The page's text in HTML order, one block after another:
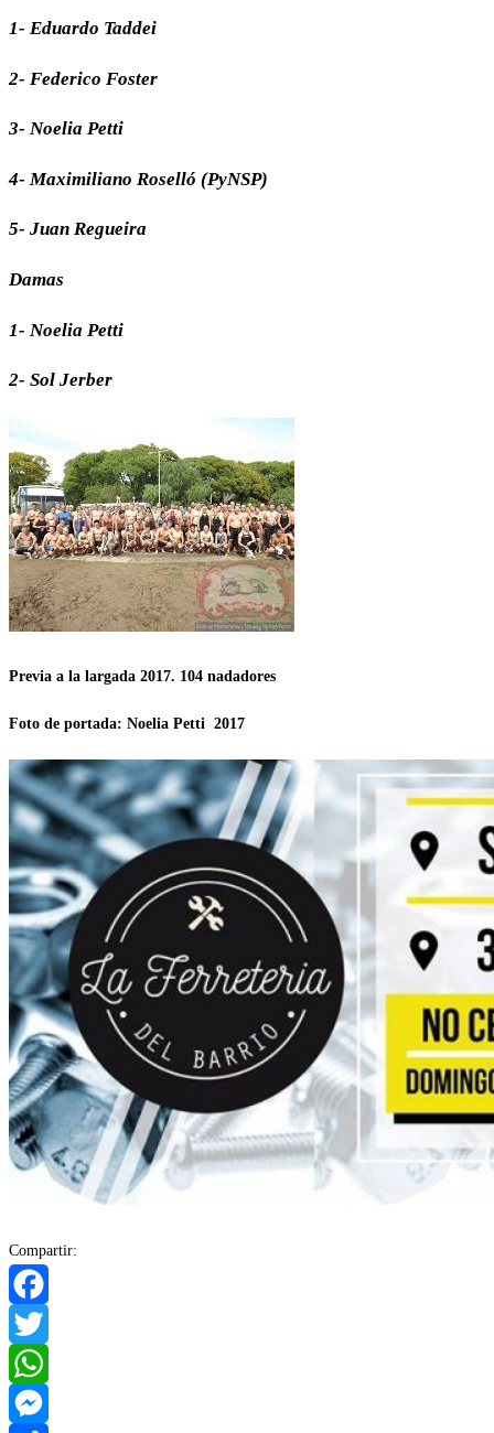
1- Eduardo Taddei
2- Federico Foster
3- Noelia Petti
4- Maximiliano Roselló (PyNSP)
5- Juan Regueira
Damas
1- Noelia Petti
2- Sol Jerber
Previa a la largada 2017. 104 nadadores
Foto de portada: Noelia Petti 2017
Compartir:
Facebook
Twitter
WhatsApp